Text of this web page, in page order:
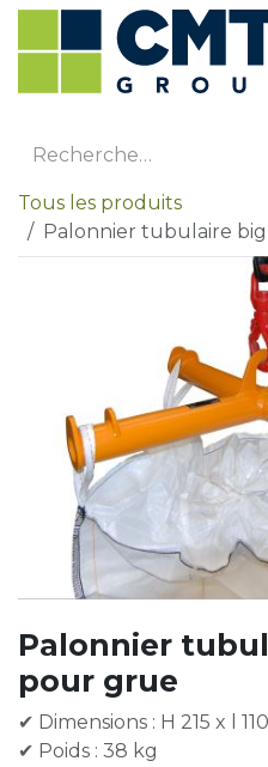
Se rendre au contenu
Tous les produits
Palonnier tubulaire
Palonnier
pour grue
✔ Dimensions : H 215 x l
✔ Poids : 38 kg